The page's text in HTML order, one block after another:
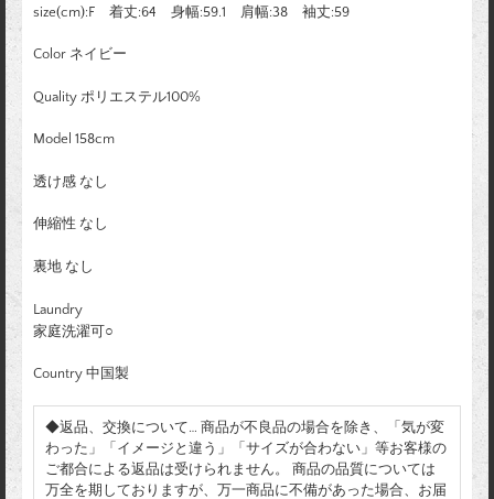
size(cm):F 着丈:64 身幅:59.1 肩幅:38 袖丈:59
Color ネイビー
Quality ポリエステル100%
Model 158cm
透け感 なし
伸縮性 なし
裏地 なし
Laundry
家庭洗濯可○
Country 中国製
◆返品、交換について… 商品が不良品の場合を除き、「気が変
わった」「イメージと違う」「サイズが合わない」等お客様の
ご都合による返品は受けられません。 商品の品質については
万全を期しておりますが、万一商品に不備があった場合、お届